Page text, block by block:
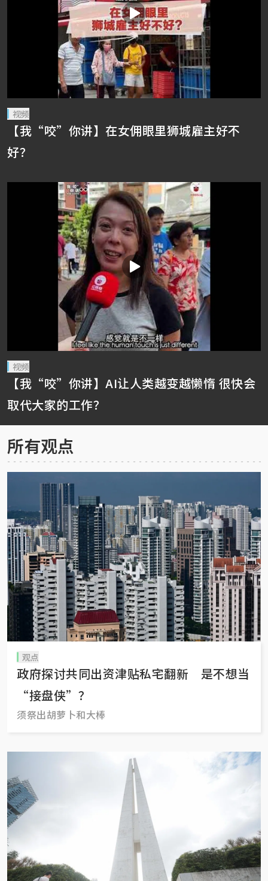
视频
【我“咬”你讲】在女佣眼里狮城雇主好不
好？
视频
【我“咬”你讲】AI让人类越变越懒惰 很快会
取代大家的工作？
所有观点
观点
政府探讨共同出资津贴私宅翻新 是不想当
“接盘侠”？
须祭出胡萝卜和大棒